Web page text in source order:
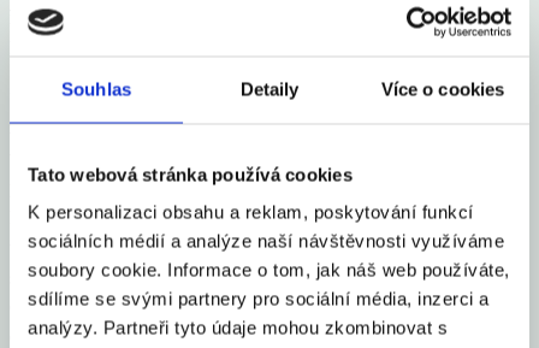
Souhlas Detaily Více o cookies
Tato webová stránka používá cookies
K personalizaci obsahu a reklam, poskytování funkcí
sociálních médií a analýze naší návštěvnosti využíváme
soubory cookie. Informace o tom, jak náš web používáte,
sdílíme se svými partnery pro sociální média, inzerci a
analýzy. Partneři tyto údaje mohou zkombinovat s
ředitel České centrály cestovního ruchu – CzechTourism František
“Lázeňské resorty často vyhledávají též bonitní turisté z arabských
zemí. Proto klademe velký důraz na podporu spuštění linek ze
pozorujeme, že naše lázně profitují z přímého leteckého spojení
Praha-Dubaj. Pozitivně se podepsalo také spuštění spojení z Tchaj-
wanu v loňském roce. Letos v červnu obnoví po několikaleté pauze
společnost Hainan Airlines přímé spojení Prahy s pevninskou
Čínou, což s největší pravděpodobností opět pomůže přilákat do
Česka více návštěvníků ze vzdálených a bonitních trhů. A plusem